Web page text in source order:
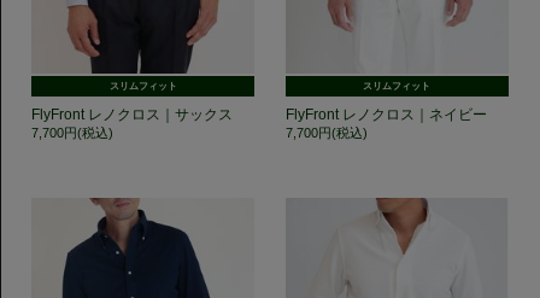
スリムフィット
FlyFront レノクロス｜サックス
7,700円(税込)
スリムフィット
FlyFront レノクロス｜ネイビー
7,700円(税込)